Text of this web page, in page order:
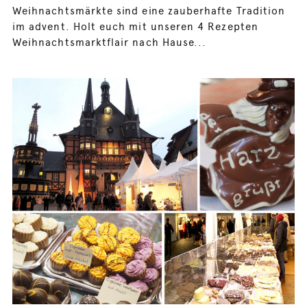
Weihnachtsmärkte sind eine zauberhafte Tradition
im advent. Holt euch mit unseren 4 Rezepten
Weihnachtsmarktflair nach Hause...